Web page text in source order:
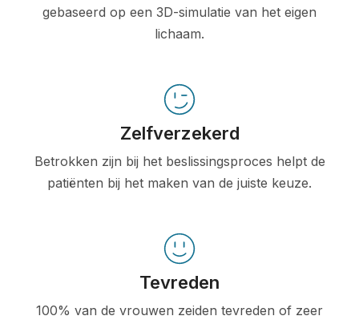
gebaseerd op een 3D-simulatie van het eigen
lichaam.
Zelfverzekerd
Betrokken zijn bij het beslissingsproces helpt de
patiënten bij het maken van de juiste keuze.
Tevreden
100% van de vrouwen zeiden tevreden of zeer